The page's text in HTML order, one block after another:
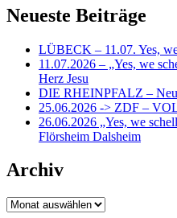
Neueste Beiträge
LÜBECK – 11.07. Yes,
11.07.2026 – „Yes, we
Herz Jesu
DIE RHEINPFALZ –
25.06.2026 -> ZDF –
26.06.2026 „Yes, we
Flörsheim Dalsheim
Archiv
Archiv